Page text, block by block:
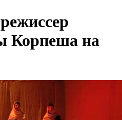
Корпеша на